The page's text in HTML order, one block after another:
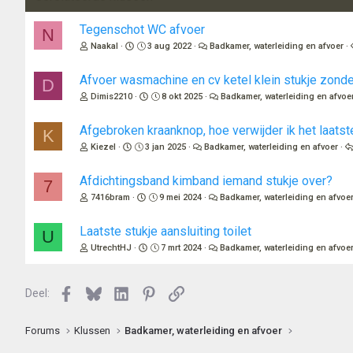
N Tegenschot WC afvoer
Naakal 3 aug 2022 Badkamer, waterleiding en afvoer
D Afvoer wasmachine en cv ketel klein stukje
Dimis2210 8 okt 2025 Badkamer, waterleiding en
K Afgebroken kraanknop, hoe verwijder ik het
Kiezel 3 jan 2025 Badkamer, waterleiding en afvoer
7 Afdichtingsband kimband iemand stukje over?
7416bram 9 mei 2024 Badkamer, waterleiding en afvoer
U Laatste stukje aansluiting toilet
UtrechtHJ 7 mrt 2024 Badkamer, waterleiding en afvoer
Deel: Facebook
BlueskyLinkedInPinterest
Link
Forums Klussen Badkamer, waterleiding en afvoer